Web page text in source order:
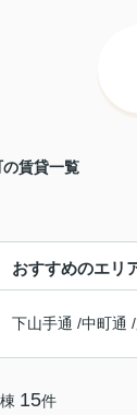
賃貸一覧
おすすめのエリ
下山手通 /中町通 /
棟 15件